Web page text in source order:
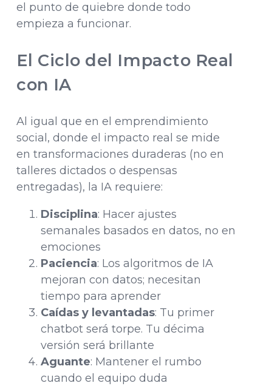
el punto de quiebre donde todo
empieza a funcionar.
El Ciclo del Impacto Real
con IA
Al igual que en el emprendimiento
social, donde el impacto real se mide
en transformaciones duraderas (no en
talleres dictados o despensas
entregadas), la IA requiere:
Disciplina: Hacer ajustes
semanales basados en datos, no en
emociones
Paciencia: Los algoritmos de IA
mejoran con datos; necesitan
tiempo para aprender
Caídas y levantadas: Tu primer
chatbot será torpe. Tu décima
versión será brillante
Aguante: Mantener el rumbo
cuando el equipo duda